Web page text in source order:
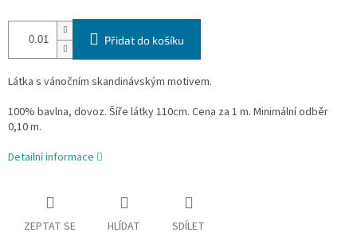
Přidat do košíku
Látka s vánočním skandinávským motivem.
100% bavlna, dovoz. Šíře látky 110cm. Cena za 1 m. Minimální odběr
0,10 m.
Detailní informace
ZEPTAT SE HLÍDAT SDÍLET